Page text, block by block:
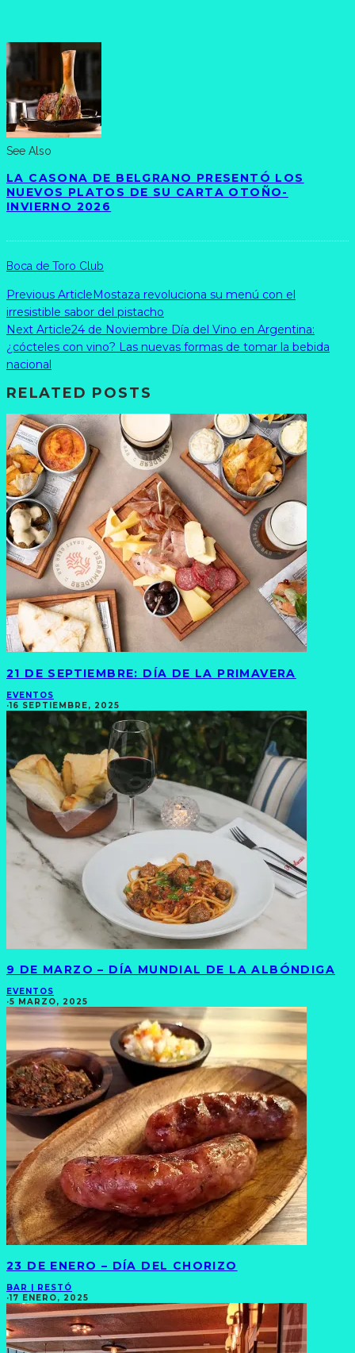
See Also
LA CASONA DE BELGRANO PRESENTÓ LOS
NUEVOS PLATOS DE SU CARTA OTOÑO-
INVIERNO 2026
Boca de Toro Club
Previous Article Mostaza revoluciona su menú con el
irresistible sabor del pistacho
Next Article24 de Noviembre Día del Vino en Argentina:
¿cócteles con vino? Las nuevas formas de tomar la bebida
nacional
RELATED POSTS
21 DE SEPTIEMBRE: DÍA DE LA PRIMAVERA
EVENTOS
·16 SEPTIEMBRE, 2025
9 DE MARZO – DÍA MUNDIAL DE LA ALBÓNDIGA
EVENTOS
·5 MARZO, 2025
23 DE ENERO – DÍA DEL CHORIZO
BAR | RESTÓ
·17 ENERO, 2025